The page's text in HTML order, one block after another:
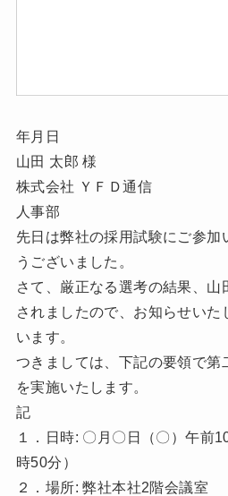
年月日
山田 太郎 様
株式会社 ＹＦＤ通信
人事部
先日は弊社の採用試験にご参加
うございました。
さて、厳正なる選考の結果、山
されましたので、お知らせい
います。
つきましては、下記の要領で第
を実施いたします。
記
１．日時: 〇月〇日（〇）午前
時50分）
２．場所: 弊社本社2階会議室